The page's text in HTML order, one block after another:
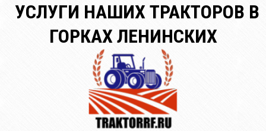
УСЛУГИ НАШИХ ТРАКТОРОВ В
ГОРКАХ ЛЕНИНСКИХ